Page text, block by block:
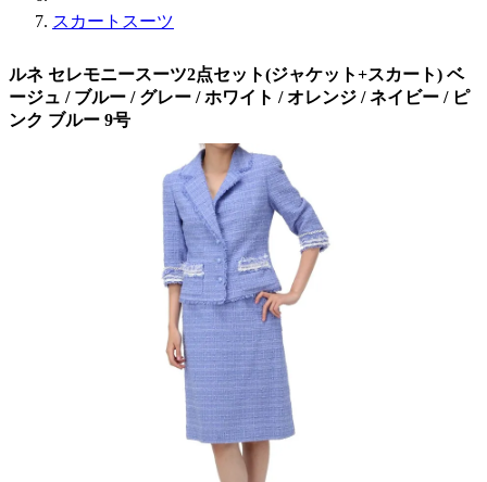
スカートスーツ
ルネ セレモニースーツ2点セット(ジャケット+スカート) ベ
ージュ / ブルー / グレー / ホワイト / オレンジ / ネイビー / ピ
ンク ブルー 9号